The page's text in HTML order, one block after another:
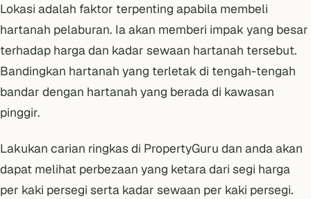
Lokasi adalah faktor terpenting apabila membeli
hartanah pelaburan. Ia akan memberi impak yang besar
terhadap harga dan kadar sewaan hartanah tersebut.
Bandingkan hartanah yang terletak di tengah-tengah
bandar dengan hartanah yang berada di kawasan
pinggir.
Lakukan carian ringkas di PropertyGuru dan anda akan
dapat melihat perbezaan yang ketara dari segi harga
per kaki persegi serta kadar sewaan per kaki persegi.